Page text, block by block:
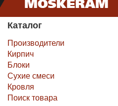
Каталог
Производители
Кирпич
Блоки
Сухие смеси
Кровля
Поиск товара